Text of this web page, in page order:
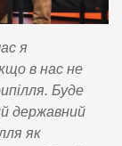
я
в нас не
Буде
державний
як